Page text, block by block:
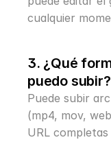
cualquier
3. ¿Qué
puedo subir?
Puede subir
(mp4, mov,
URL